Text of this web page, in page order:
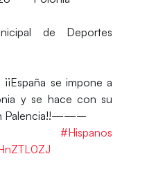
de Deportes
se impone a
y se hace con su
Palencia!!——–
#Hispanos